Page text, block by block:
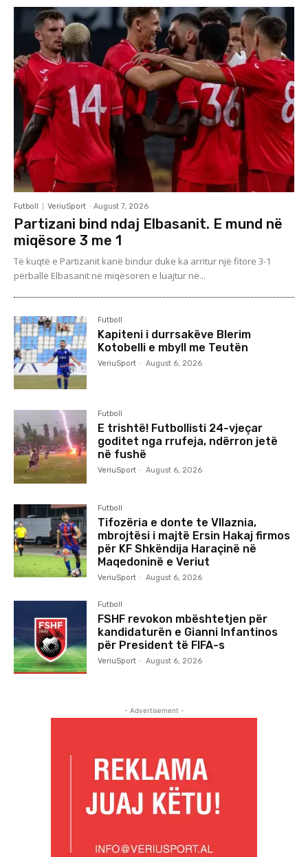
Futboll VeriuSport - August 7, 2026
Partizani bind ndaj Elbasanit. E mund në
miqësore 3 me 1
Të kuqtë e Partizanit kanë bindur duke ka arritur një fitore 3-1
përballë Elbasanit në miqësoren e luajtur në...
Futboll
Kapiteni i durrsakëve Blerim
Kotobelli e mbyll me Teutën
VeriuSport - August 6, 2026
Futboll
E trishtë! Futbollisti 24-vjeçar
goditet nga rrufeja, ndërron jetë
në fushë
VeriuSport - August 6, 2026
Futboll
Tifozëria e donte te Vllaznia,
mbrojtësi i majtë Ersin Hakaj firmos
për KF Shkëndija Haraçinë në
Maqedoninë e Veriut
VeriuSport - August 6, 2026
Futboll
FSHF revokon mbështetjen për
kandidaturën e Gianni Infantinos
për President të FIFA-s
VeriuSport - August 6, 2026
- Advertisement -